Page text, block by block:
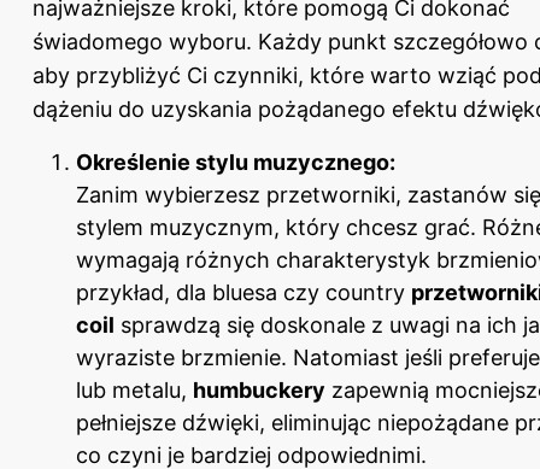
najważniejsze kroki, które pomogą Ci dokonać
świadomego wyboru. Każdy punkt szczegółowo
aby przybliżyć Ci czynniki, które warto wziąć
dążeniu do uzyskania pożądanego efektu
Określenie stylu muzycznego:
Zanim wybierzesz przetworniki, zastanów
stylem muzycznym, który chcesz grać.
wymagają różnych charakterystyk
przykład, dla bluesa czy country
coil sprawdzą się doskonale z uwagi na ich
wyraziste brzmienie. Natomiast jeśli
lub metalu, humbuckery zapewnią
pełniejsze dźwięki, eliminując niepożądane
co czyni je bardziej odpowiednimi.